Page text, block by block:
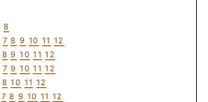
8
7 8 9 10 11 12
8 9 10 11 12
7 9 10 11 12
8 10 11 12
7 8 9 10 11 12